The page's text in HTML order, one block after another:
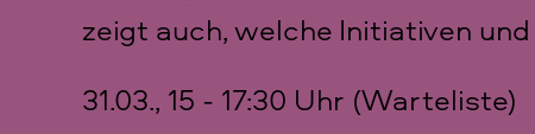
zeigt auch, welche Initiativen
31.03., 15 - 17:30 Uhr (Warteliste)